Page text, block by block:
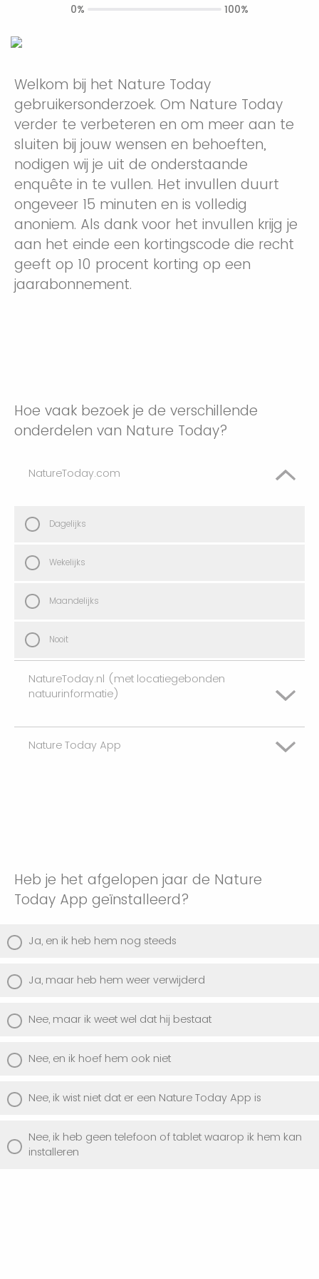
Welkom bij het Nature Today
gebruikersonderzoek. Om Nature Today
verder te verbeteren en om meer aan te
sluiten bij jouw wensen en behoeften,
nodigen wij je uit de onderstaande
enquête in te vullen. Het invullen duurt
ongeveer 15 minuten en is volledig
anoniem. Als dank voor het invullen krijg je
aan het einde een kortingscode die recht
geeft op 10 procent korting op een
jaarabonnement.
Hoe vaak bezoek je de verschillende
onderdelen van Nature Today?
NatureToday.com
Dagelijks
Wekelijks
Maandelijks
Nooit
NatureToday.nl (met locatiegebonden
natuurinformatie)
Dagelijks
Nature Today App
Maandelijks
Nooit
Heb je het afgelopen jaar de Nature
Today App geïnstalleerd?
Ja, en ik heb hem nog steeds
Ja, maar heb hem weer verwijderd
Nee, maar ik weet wel dat hij bestaat
Nee, en ik hoef hem ook niet
Nee, ik wist niet dat er een Nature Today App is
Nee, ik heb geen telefoon of tablet waarop ik hem kan
installeren
0% 100%